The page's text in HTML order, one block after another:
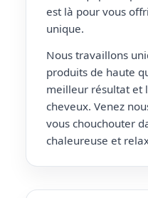
est là pour vous
unique.
Nous travaillons
produits de haute
meilleur résultat et
cheveux. Venez
vous chouchouter
chaleureuse et